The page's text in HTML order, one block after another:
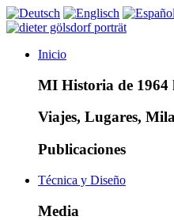
Inicio
MI Historia de 1964
Viajes, Lugares,
Publicaciones
Técnica y Diseño
Media